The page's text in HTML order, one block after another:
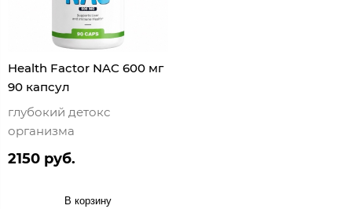
Health Factor NAC 600 мг
90 капсул
глубокий детокс
организма
2150 руб.
В корзину